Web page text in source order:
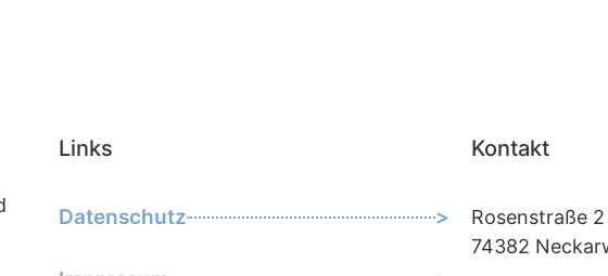
Links
Datenschutz >
Kontakt
Rosenstraße 2
74382